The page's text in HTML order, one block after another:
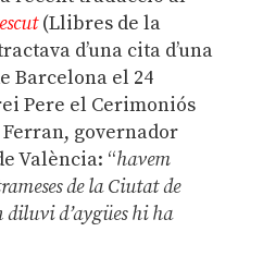
(Llibres de la
d’una cita d’una
Barcelona el 24
Pere el Cerimoniós
governador
València: “havem
de la Ciutat de
d’aygües hi ha